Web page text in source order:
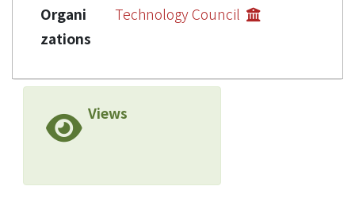
Organi
zations
Technology Council
Views